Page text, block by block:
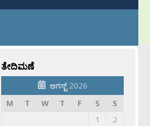
ತೇದಿಮಣೆ
ಆಗಸ್ಟ್ 2026
M
T W T F S
S
1
2